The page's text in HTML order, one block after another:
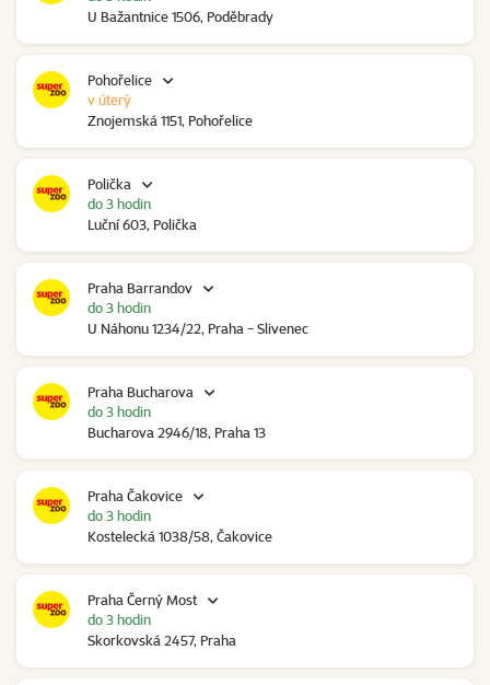
U Bažantnice 1506, Poděbrady
Pohořelice
Znojemská 1151, Pohořelice
v úterý
Polička
Luční 603, Polička
do 3 hodin
Praha Barrandov
U Náhonu 1234/22, Praha - Slivenec
do 3 hodin
Praha Bucharova
Bucharova 2946/18, Praha 13
do 3 hodin
Praha Čakovice
Kostelecká 1038/58, Čakovice
do 3 hodin
Praha Černý Most
Skorkovská 2457, Praha
do 3 hodin